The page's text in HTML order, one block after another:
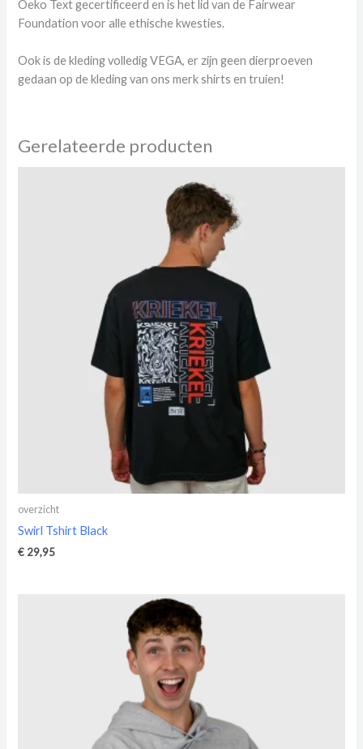
Oeko Text gecertificeerd en is het lid van de Fairwear
Foundation voor alle ethische kwesties.
Ook is de kleding volledig VEGA, er zijn geen dierproeven
gedaan op de kleding van ons merk shirts en truien!
Gerelateerde producten
overzicht
Swirl Tshirt Black
€ 29,95